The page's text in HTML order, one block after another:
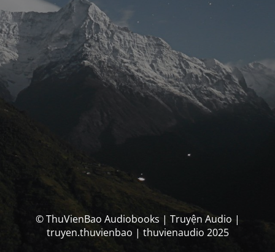
© ThuVienBao Audiobooks | Truyện Audio |
truyen.thuvienbao | thuvienaudio 2025